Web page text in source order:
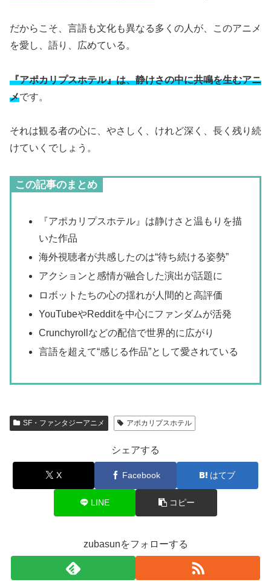
だからこそ、言語も文化も異なる多くの人が、このアニメ
を愛し、語り、広めている。
『アポカリプスホテル』は、静けさの中に共鳴を生むアニ
メです。
それは観る者の心に、やさしく、けれど深く、長く残り続
けていくでしょう。
この記事のまとめ
『アポカリプスホテル』は静けさと温もりを描
いた作品
海外視聴者が共感したのは“待ち続ける姿勢”
アクションと感情が融合した演出が話題に
ロボットたちの心の揺れが人間的と高評価
YouTubeやRedditを中心にファンダムが活発
Crunchyrollなどの配信で世界的に広がり
言語を超えて“感じる作品”として愛されている
SF・ファンタジーアニメ アポカリプスホテル
シェアする
X Facebook はてブ
LINE コピー
zubasunをフォローする